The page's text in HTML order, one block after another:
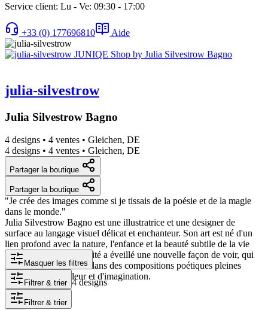
Service client: Lu - Ve: 09:30 - 17:00
+33 (0) 177696810 Aide
julia-silvestrow
Julia Silvestrow Bagno
4 designs • 4 ventes • Gleichen, DE
4 designs • 4 ventes • Gleichen, DE
Partager la boutique
Partager la boutique
"Je crée des images comme si je tissais de la poésie et de la magie
dans le monde."
Julia Silvestrow Bagno est une illustratrice et une designer de
surface au langage visuel délicat et enchanteur. Son art est né d'un
lien profond avec la nature, l'enfance et la beauté subtile de la vie
quotidienne. La maternité a éveillé une nouvelle façon de voir, qui
se déploie aujourd'hui dans des compositions poétiques pleines
d'émotion, de couleur et d'imagination.
Masquer les filtres
Filtrer & trier 4 designs
Filtrer & trier